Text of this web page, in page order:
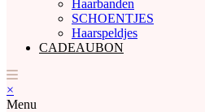
Haarbanden
SCHOENTJES
Haarspeldjes
CADEAUBON
×
Menu